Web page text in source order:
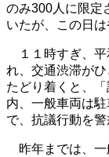
のみ300人に限定
いたが、この日は
１１時すぎ、
れ、交通渋滞が
たどり着くと、
内、一般車両は
で、抗議行動を
昨年までは、